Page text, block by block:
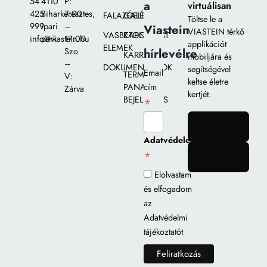
425
999
info@viastein.hu
Biharkeresztes,
Ipari
park
7:00
–
17:00
Szo
–
V:
Zárva
FALAZÓELEMEK
VASBETON
ELEMEK
DOKUMENTUMOK
GALÉRIA
KAPCSOLAT
KARRIER
TERMÉK
PANASZ
BEJELENTÉS
a
Viastein
hírlevélre
Email
cím
*
Adatvédelem
*
Elolvastam
és elfogadom
az
Adatvédelmi
tájékoztatót
virtuálisan
Töltse le a
VIASTEIN térkő
applikációt
mobiljára és
segítségével
keltse életre
kertjét.